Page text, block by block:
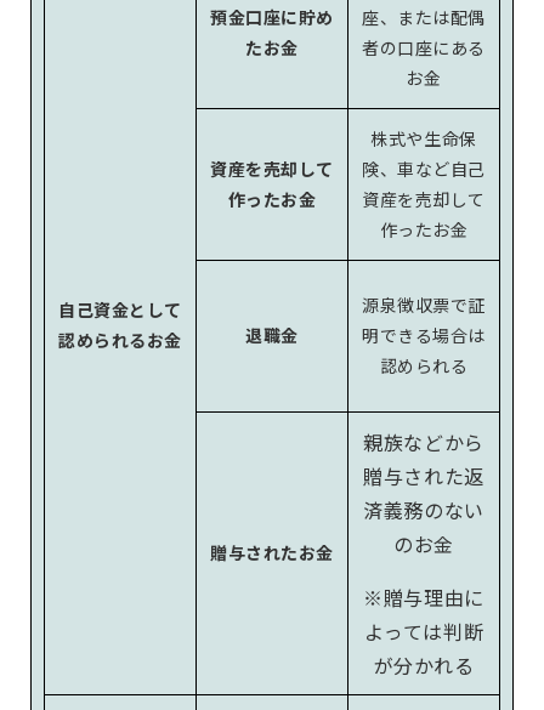
自己資金として
認められるお金
預金口座に貯め
たお金
座、または配偶
者の口座にある
お金
資産を売却して
作ったお金
株式や生命保
険、車など自己
資産を売却して
作ったお金
退職金
源泉徴収票で証
明できる場合は
認められる
贈与されたお金
親族などから
贈与された返
済義務のない
のお金
※贈与理由に
よっては判断
が分かれる